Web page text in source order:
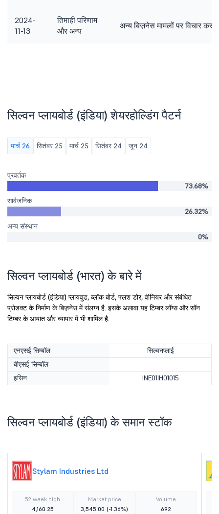
2024-
11-13
तिमाही परिणाम
और अन्य
अन्य बिज़नेस मामलों पर विचार
सिल्वन प्लायबोर्ड (इंडिया) शेयरहोल्डिंग पैटर्न
मार्च 26 सितंबर 25 मार्च 25 सितंबर 24 जून 24
प्रवर्तक
73.68%
सार्वजनिक
26.32%
अन्य संस्थान
0%
सिल्वन प्लायबोर्ड (भारत) के बारे में
सिल्वन प्लायबोर्ड (इंडिया) प्लायवुड, ब्लॉक बोर्ड, फ्लश डोर, वीनियर और संबंधित
प्रोडक्ट के निर्माण के बिज़नेस में संलग्न है. इसके अलावा यह टिम्बर लॉग्स और सॉन
टिम्बर के आयात और व्यापार में भी शामिल है.
एनएसई सिम्बॉल
सिल्वनप्लाई
बीएसई सिम्बॉल
इसिन
INE01IH01015
सिल्वन प्लायबोर्ड (इंडिया) के समान स्टॉक
Stylam Industries Ltd
52 week high
4,160.25
Market price
3,545.00 (-1.36%)
Volume
692